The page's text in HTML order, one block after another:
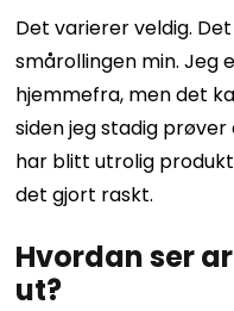
Det varierer veldig.
smårollingen min. Jeg
hjemmefra, men det
siden jeg stadig
har blitt utrolig
det gjort raskt.
Hvordan ser
ut?